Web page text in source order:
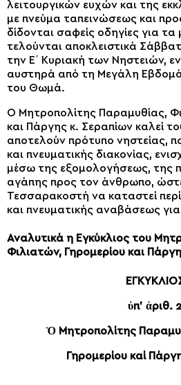
λειτουργικών ευχών και της
με πνεύμα ταπεινώσεως και
δίδονται σαφείς οδηγίες για
τελούνται αποκλειστικά
την Ε΄ Κυριακή των Νηστειών,
αυστηρά από τη Μεγάλη
του Θωμά.
Ο Μητροπολίτης Παραμυθίας,
και Πάργης κ. Σεραπίων καλεί
αποτελούν πρότυπο νηστείας,
και πνευματικής διακονίας,
μέσω της εξομολογήσεως, της
αγάπης προς τον άνθρωπο,
Τεσσαρακοστή να καταστεί
και πνευματικής αναβάσεως
Αναλυτικά η Εγκύκλιος του
Φιλιατών, Γηρομερίου και
ὑπ’ ἀριθ.
Ὁ Μητροπολίτης
Γηρομερίου καί